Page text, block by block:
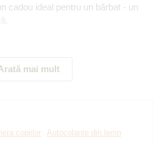
cadou ideal pentru un bărbat - un
ale produsului:
mai mult
copiilor
Autocolante din lemn